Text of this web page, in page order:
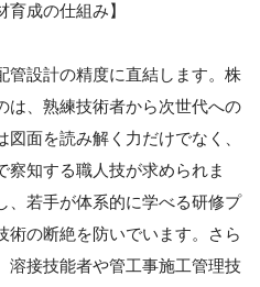
育成の仕組み】
管設計の精度に直結します。株
は、熟練技術者から次世代への
面を読み解く力だけでなく、
察知する職人技が求められま
、若手が体系的に学べる研修プ
術の断絶を防いでいます。さら
溶接技能者や管工事施工管理技